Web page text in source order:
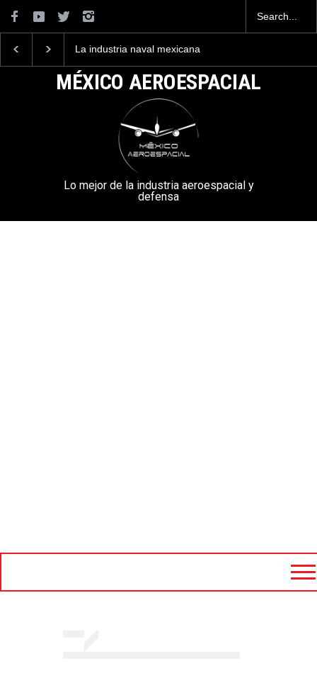
La industria naval mexicana
la Armada de México
Mundial 2026 ocurrió
aeropuertos
MÉXICO AEROESPACIAL
Lo mejor de la industria aeroespacial y
defensa